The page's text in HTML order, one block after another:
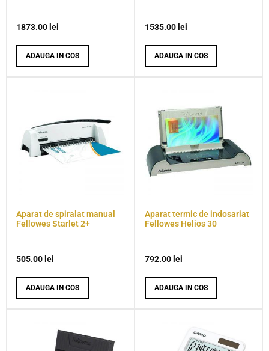
1873.00 lei
ADAUGA IN COS
1535.00 lei
ADAUGA IN COS
Aparat de spiralat manual
Fellowes Starlet 2+
505.00 lei
ADAUGA IN COS
Aparat termic de indosariat
Fellowes Helios 30
792.00 lei
ADAUGA IN COS